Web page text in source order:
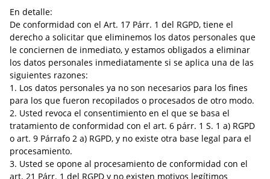
En detalle:
De conformidad con el Art. 17 Párr. 1 del RGPD, tiene el
derecho a solicitar que eliminemos los datos personales que
le conciernen de inmediato, y estamos obligados a eliminar
los datos personales inmediatamente si se aplica una de las
siguientes razones:
1. Los datos personales ya no son necesarios para los fines
para los que fueron recopilados o procesados de otro modo.
2. Usted revoca el consentimiento en el que se basa el
tratamiento de conformidad con el art. 6 párr. 1 S. 1 a) RGPD
o art. 9 Párrafo 2 a) RGPD, y no existe otra base legal para el
procesamiento.
3. Usted se opone al procesamiento de conformidad con el
art. 21 Párr. 1 del RGPD y no existen motivos legítimos